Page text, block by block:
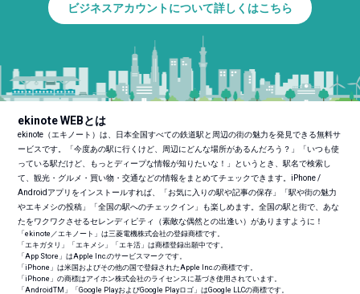
ビジネスアカウントについて詳しくはこちら
ekinote WEBとは
ekinote（エキノート）は、日本全国すべての鉄道駅と周辺の街の魅力を発見できる無料サ
ービスです。「今度あの駅に行くけど、周辺にどんな場所があるんだろう？」「いつも使
っている駅だけど、もっとディープな情報が知りたいな！」というとき、駅名で検索し
て、観光・グルメ・買い物・交通などの情報をまとめてチェックできます。iPhone /
Androidアプリをインストールすれば、「お気に入りの駅や記事の保存」「駅や街の魅力
やエキメシの投稿」「全国の駅へのチェックイン」も楽しめます。全国の駅と街で、あな
たをワクワクさせるセレンディピティ（素敵な偶然との出逢い）がありますように！
「ekinote／エキノート」は三菱電機株式会社の登録商標です。
「エキガタリ」「エキメシ」「エキ活」は商標登録出願中です。
「App Store」はApple Inc.のサービスマークです。
「iPhone」は米国およびその他の国で登録されたApple Inc.の商標です。
「iPhone」の商標はアイホン株式会社のライセンスに基づき使用されています。
「AndroidTM 」「Google PlayおよびGoogle Playロゴ」はGoogle LLCの商標です。